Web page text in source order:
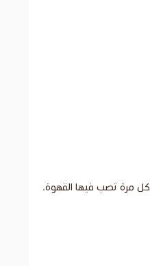
كل مرة تصب فيها القهوة.